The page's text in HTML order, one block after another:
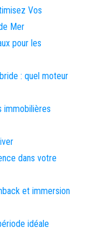
Vos
Mer
pour les
: quel moteur
immobilières
dans votre
et immersion
idéale